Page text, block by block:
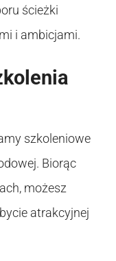
ścieżki
i ambicjami.
szkoleniowe
Biorąc
możesz
atrakcyjnej